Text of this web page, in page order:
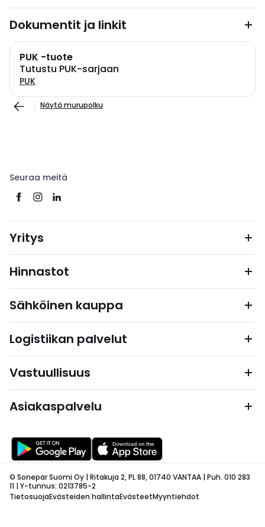
Dokumentit ja linkit
PUK -tuote
Tutustu PUK-sarjaan
PUK
Näytä murupolku
Seuraa meitä
Yritys
Hinnastot
Sähköinen kauppa
Logistiikan palvelut
Vastuullisuus
Asiakaspalvelu
© Sonepar Suomi Oy | Ritakuja 2, PL 88, 01740 VANTAA | Puh. 010 283
11 | Y-tunnus: 0213785-2
TietosuojaEvästeiden hallintaEvästeetMyyntiehdot